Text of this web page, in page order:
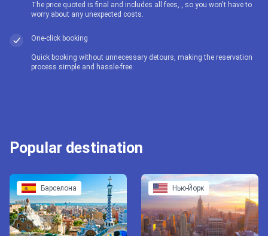
The price quoted is final and includes all fees, , so you won't have to
worry about any unexpected costs.
One-click booking
Quick booking without unnecessary detours, making the reservation
process simple and hassle-free.
Popular destination
Барселона Нью-Йорк